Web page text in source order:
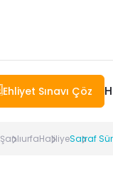
Ehliyet Sınavı Çöz
ŞanlıurfaHaliliyeSarraf